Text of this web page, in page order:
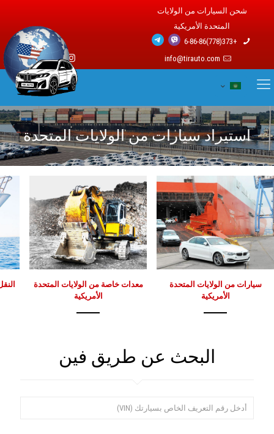
شحن السيارات من الولايات
المتحدة الأمريكية
+373(778)6-86-86
info@tirauto.com
استيراد سيارات من الولايات المتحدة
سيارات من الولايات المتحدة
الأمريكية
معدات خاصة من الولايات المتحدة
الأمريكية
البحث عن طريق فين